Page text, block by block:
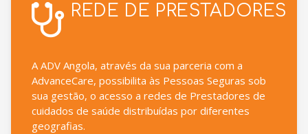
REDE DE PRESTADORES
A ADV Angola, através da sua parceria com a
AdvanceCare, possibilita às Pessoas Seguras sob
sua gestão, o acesso a redes de Prestadores de
cuidados de saúde distribuídas por diferentes
geografias.